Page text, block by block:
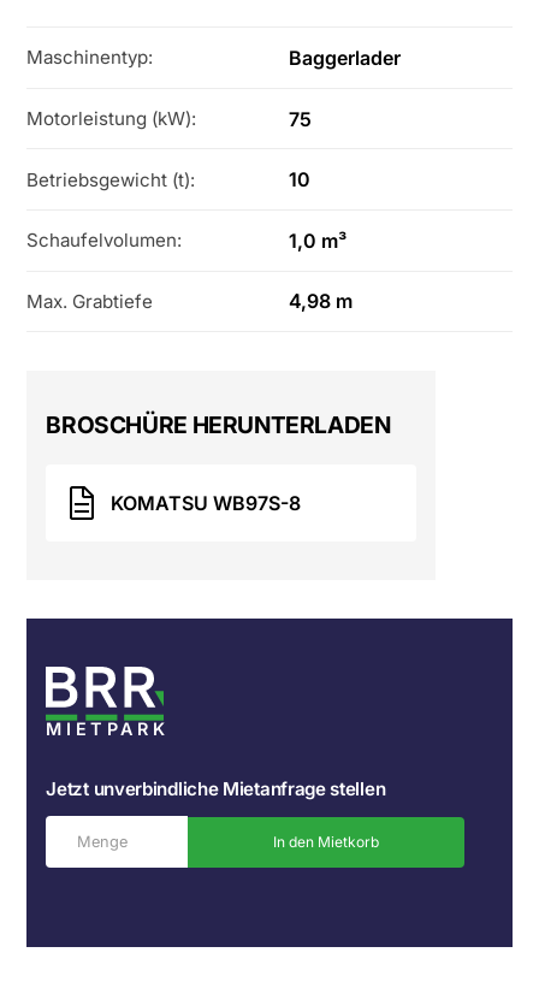
Maschinentyp: Baggerlader
Motorleistung (kW): 75
Betriebsgewicht (t): 10
Schaufelvolumen: 1,0 m³
Max. Grabtiefe 4,98 m
BROSCHÜRE HERUNTERLADEN
KOMATSU WB97S-8
MIETPARK
Jetzt unverbindliche Mietanfrage stellen
In den Mietkorb